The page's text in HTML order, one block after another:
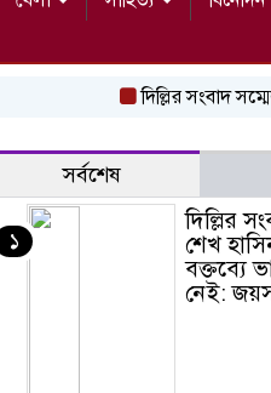
দিল্লির সংবাদ সম্মেলনে
সর্বশেষ
১
দিল্লির
শেখ
বক্তব্যে
নেই: